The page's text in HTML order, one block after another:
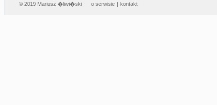
© 2019 Mariusz �liwi�ski o serwisie | kontakt